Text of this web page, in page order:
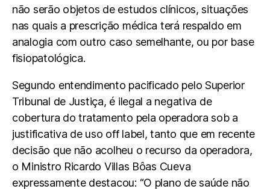
não serão objetos de estudos clínicos, situações
nas quais a prescrição médica terá respaldo em
analogia com outro caso semelhante, ou por base
fisiopatológica.
Segundo entendimento pacificado pelo Superior
Tribunal de Justiça, é ilegal a negativa de
cobertura do tratamento pela operadora sob a
justificativa de uso off label, tanto que em recente
decisão que não acolheu o recurso da operadora,
o Ministro Ricardo Villas Bôas Cueva
expressamente destacou: “O plano de saúde não